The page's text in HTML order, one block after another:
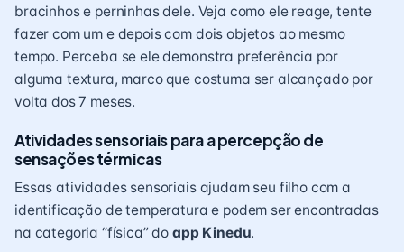
bracinhos e perninhas dele. Veja como ele reage, tente
fazer com um e depois com dois objetos ao mesmo
tempo. Perceba se ele demonstra preferência por
alguma textura, marco que costuma ser alcançado por
volta dos 7 meses.
Atividades sensoriais para a percepção de
sensações térmicas
Essas atividades sensoriais ajudam seu filho com a
identificação de temperatura e podem ser encontradas
na categoria “física” do app Kinedu.